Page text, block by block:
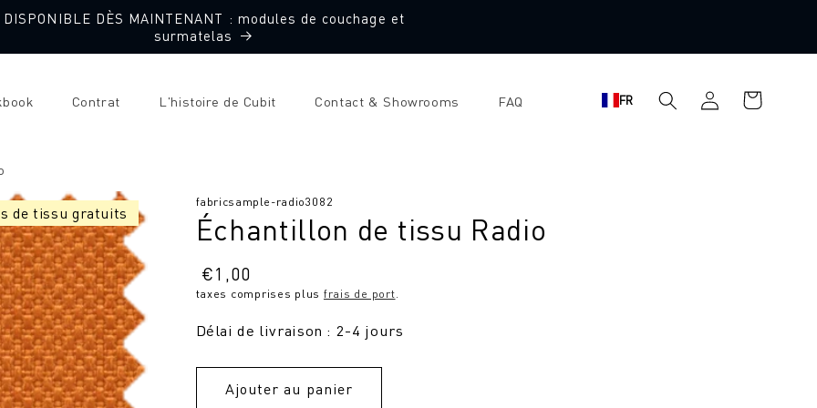
DISPONIBLE DÈS MAINTENANT : modules de couchage et
surmatelas
Contrat L'histoire de Cubit Contact & Showrooms FAQ FR
connecter
Panier
d'achat
de tissu gratuits
SKU
fabricsample-radio3082
Échantillon de tissu Radio
Prix
normal
€1,00
taxes comprises plus frais de port.
Délai de livraison : 2-4 jours
Ajouter au panier